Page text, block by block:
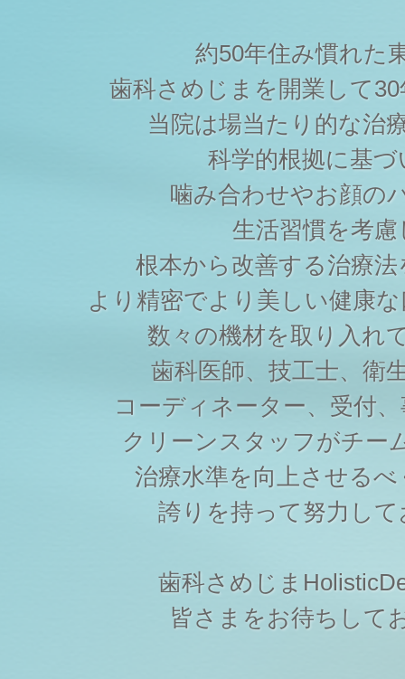
約50年住み慣れた
歯科さめじまを開業して
当院は場当たり的な治
科学的根拠に基づ
噛み合わせやお顔の
生活習慣を考慮
根本から改善する治療
より精密でより美しい健康
数々の機材を取り入れ
歯科医師、技工士、衛
コーディネーター、受付
クリーンスタッフがチー
治療水準を向上させる
誇りを持って努力し
歯科さめじま
皆さまをお待ちして